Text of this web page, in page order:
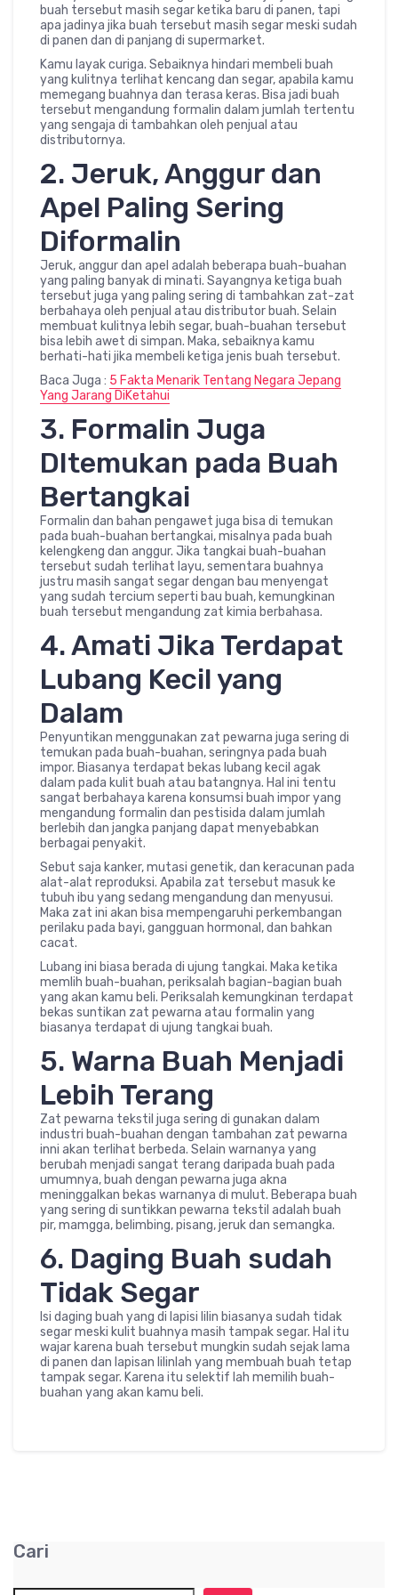
buah tersebut masih segar ketika baru di panen, tapi
apa jadinya jika buah tersebut masih segar meski sudah
di panen dan di panjang di supermarket.
Kamu layak curiga. Sebaiknya hindari membeli buah
yang kulitnya terlihat kencang dan segar, apabila kamu
memegang buahnya dan terasa keras. Bisa jadi buah
tersebut mengandung formalin dalam jumlah tertentu
yang sengaja di tambahkan oleh penjual atau
distributornya.
2. Jeruk, Anggur dan
Apel Paling Sering
Diformalin
Jeruk, anggur dan apel adalah beberapa buah-buahan
yang paling banyak di minati. Sayangnya ketiga buah
tersebut juga yang paling sering di tambahkan zat-zat
berbahaya oleh penjual atau distributor buah. Selain
membuat kulitnya lebih segar, buah-buahan tersebut
bisa lebih awet di simpan. Maka, sebaiknya kamu
berhati-hati jika membeli ketiga jenis buah tersebut.
Baca Juga : 5 Fakta Menarik Tentang Negara Jepang
Yang Jarang DiKetahui
3. Formalin Juga
DItemukan pada Buah
Bertangkai
Formalin dan bahan pengawet juga bisa di temukan
pada buah-buahan bertangkai, misalnya pada buah
kelengkeng dan anggur. Jika tangkai buah-buahan
tersebut sudah terlihat layu, sementara buahnya
justru masih sangat segar dengan bau menyengat
yang sudah tercium seperti bau buah, kemungkinan
buah tersebut mengandung zat kimia berbahasa.
4. Amati Jika Terdapat
Lubang Kecil yang
Dalam
Penyuntikan menggunakan zat pewarna juga sering di
temukan pada buah-buahan, seringnya pada buah
impor. Biasanya terdapat bekas lubang kecil agak
dalam pada kulit buah atau batangnya. Hal ini tentu
sangat berbahaya karena konsumsi buah impor yang
mengandung formalin dan pestisida dalam jumlah
berlebih dan jangka panjang dapat menyebabkan
berbagai penyakit.
Sebut saja kanker, mutasi genetik, dan keracunan pada
alat-alat reproduksi. Apabila zat tersebut masuk ke
tubuh ibu yang sedang mengandung dan menyusui.
Maka zat ini akan bisa mempengaruhi perkembangan
perilaku pada bayi, gangguan hormonal, dan bahkan
cacat.
Lubang ini biasa berada di ujung tangkai. Maka ketika
memlih buah-buahan, periksalah bagian-bagian buah
yang akan kamu beli. Periksalah kemungkinan terdapat
bekas suntikan zat pewarna atau formalin yang
biasanya terdapat di ujung tangkai buah.
5. Warna Buah Menjadi
Lebih Terang
Zat pewarna tekstil juga sering di gunakan dalam
industri buah-buahan dengan tambahan zat pewarna
inni akan terlihat berbeda. Selain warnanya yang
berubah menjadi sangat terang daripada buah pada
umumnya, buah dengan pewarna juga akna
meninggalkan bekas warnanya di mulut. Beberapa buah
yang sering di suntikkan pewarna tekstil adalah buah
pir, mamgga, belimbing, pisang, jeruk dan semangka.
6. Daging Buah sudah
Tidak Segar
Isi daging buah yang di lapisi lilin biasanya sudah tidak
segar meski kulit buahnya masih tampak segar. Hal itu
wajar karena buah tersebut mungkin sudah sejak lama
di panen dan lapisan lilinlah yang membuah buah tetap
tampak segar. Karena itu selektif lah memilih buah-
buahan yang akan kamu beli.
Cari